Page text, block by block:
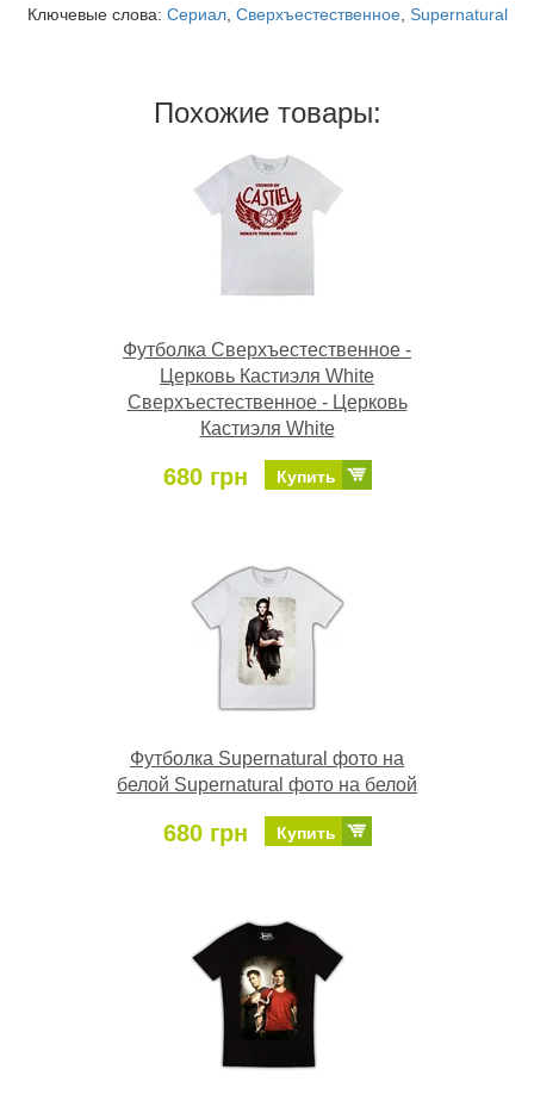
Ключевые слова: Сериал, Сверхъестественное, Supernatural
Похожие товары:
Футболка Сверхъестественное -
Церковь Кастиэля White
Сверхъестественное - Церковь
Кастиэля White
680 грн Купить
Футболка Supernatural фото на
белой Supernatural фото на белой
680 грн Купить